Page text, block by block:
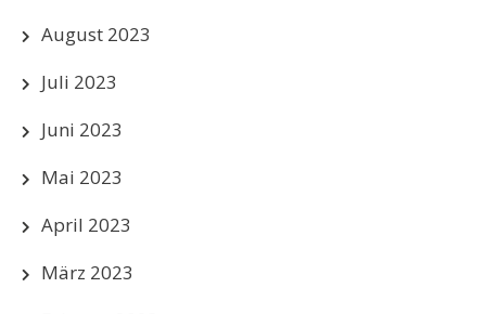
August 2023
Juli 2023
Juni 2023
Mai 2023
April 2023
März 2023